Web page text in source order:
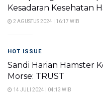
Kesadaran Kesehatan
2 AGUSTUS 2024 | 16:17 WIB
HOT ISSUE
Sandi Harian Hamster
Morse: TRUST
14 JULI 2024 | 04:13 WIB